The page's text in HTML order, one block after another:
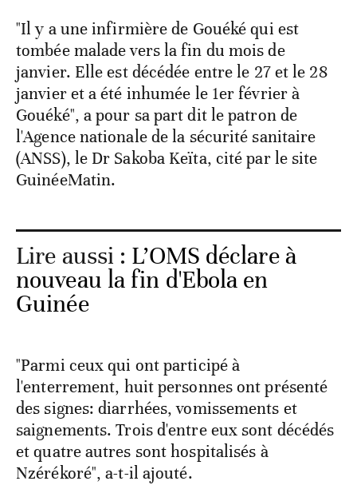
"Il y a une infirmière de Gouéké qui est
tombée malade vers la fin du mois de
janvier. Elle est décédée entre le 27 et le 28
janvier et a été inhumée le 1er février à
Gouéké", a pour sa part dit le patron de
l'Agence nationale de la sécurité sanitaire
(ANSS), le Dr Sakoba Keïta, cité par le site
GuinéeMatin.
Lire aussi : L’OMS déclare à
nouveau la fin d'Ebola en
Guinée
"Parmi ceux qui ont participé à
l'enterrement, huit personnes ont présenté
des signes: diarrhées, vomissements et
saignements. Trois d'entre eux sont décédés
et quatre autres sont hospitalisés à
Nzérékoré", a-t-il ajouté.